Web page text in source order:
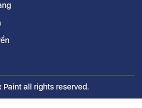
Paint all rights reserved.